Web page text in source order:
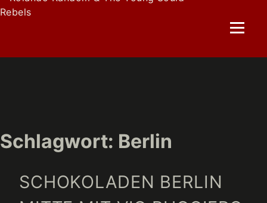
Skip
Schlagwort: Berlin
SCHOKOLADEN BERLIN